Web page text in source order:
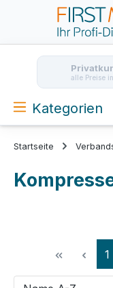
Zum Hauptinhalt
alle Preise
Kategorien
Startseite
1